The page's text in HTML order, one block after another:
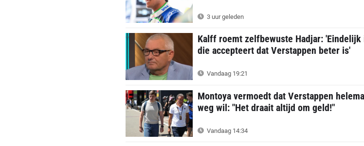
3 uur geleden
Kalff roemt zelfbewuste Hadjar: 'Eindelijk
die accepteert dat Verstappen beter is'
Vandaag 19:21
Montoya vermoedt dat Verstappen
weg wil: "Het draait altijd om geld!"
Vandaag 14:34